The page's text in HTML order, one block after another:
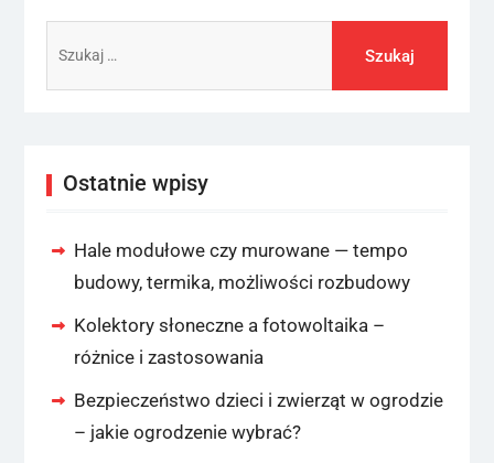
Ostatnie wpisy
Hale modułowe czy murowane — tempo
budowy, termika, możliwości rozbudowy
Kolektory słoneczne a fotowoltaika –
różnice i zastosowania
Bezpieczeństwo dzieci i zwierząt w ogrodzie
– jakie ogrodzenie wybrać?